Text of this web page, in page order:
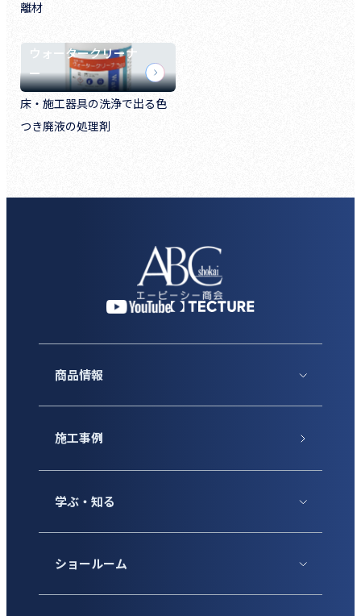
離材
ウォータークリーナ
ー
床・施工器具の洗浄で出る色
つき廃液の処理剤
商品情報
施工事例
学ぶ・知る
ショールーム